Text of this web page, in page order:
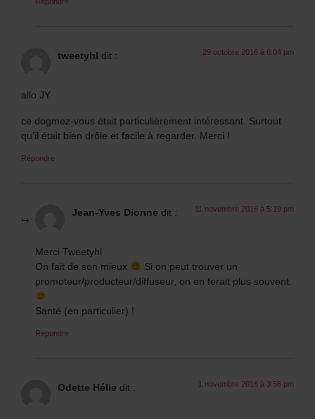
tweetyhl dit : 29 octobre 2016 à 6:04 pm
allo JY
ce dogmez-vous était particulièrement intéressant. Surtout
qu’il était bien drôle et facile à regarder. Merci !
Répondre
Jean-Yves Dionne dit : 11 novembre 2016 à 5:19 pm
Merci Tweetyhl
On fait de son mieux
Si on peut trouver un
promoteur/producteur/diffuseur, on en ferait plus souvent.
Santé (en particulier) !
Répondre
Odette Hélie dit : 1 novembre 2016 à 3:56 pm